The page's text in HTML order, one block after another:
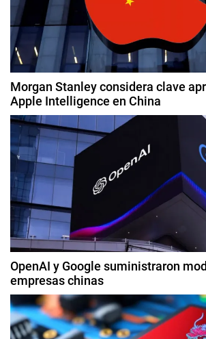
Morgan Stanley considera clave
Apple Intelligence en China
OpenAI y Google suministraron
empresas chinas